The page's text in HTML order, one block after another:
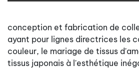
conception et fabrication de
ayant pour lignes directrices les
couleur, le mariage de tissus
tissus japonais à l'esthétique